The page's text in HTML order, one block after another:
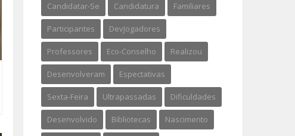
Candidatar-Se Candidatura Familiares
Participantes DevJogadores
Professores Eco-Conselho Realizou
Desenvolveram Espectativas
Sexta-Feira Ultrapassadas Dificuldades
Desenvolvido Bibliotecas Nascimento